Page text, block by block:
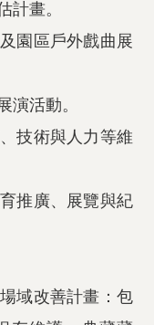
計畫。
園區戶外戲曲展
演活動。
技術與人力等維
推廣、展覽與紀
域改善計畫：包